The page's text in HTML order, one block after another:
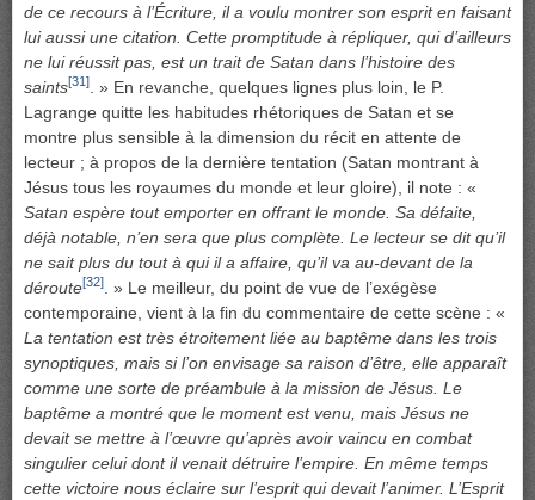
de ce recours à l’Écriture, il a voulu montrer son esprit en faisant
lui aussi une citation. Cette promptitude à répliquer, qui d’ailleurs
ne lui réussit pas, est un trait de Satan dans l’histoire des
saints[31]
. » En revanche, quelques lignes plus loin, le P.
Lagrange quitte les habitudes rhétoriques de Satan et se
montre plus sensible à la dimension du récit en attente de
lecteur ; à propos de la dernière tentation (Satan montrant à
Jésus tous les royaumes du monde et leur gloire), il note : «
Satan espère tout emporter en offrant le monde. Sa défaite,
déjà notable, n’en sera que plus complète. Le lecteur se dit qu’il
ne sait plus du tout à qui il a affaire, qu’il va au-devant de la
déroute[32]
. » Le meilleur, du point de vue de l’exégèse
contemporaine, vient à la fin du commentaire de cette scène : «
La tentation est très étroitement liée au baptême dans les trois
synoptiques, mais si l’on envisage sa raison d’être, elle apparaît
comme une sorte de préambule à la mission de Jésus. Le
baptême a montré que le moment est venu, mais Jésus ne
devait se mettre à l’œuvre qu’après avoir vaincu en combat
singulier celui dont il venait détruire l’empire. En même temps
cette victoire nous éclaire sur l’esprit qui devait l’animer. L’Esprit